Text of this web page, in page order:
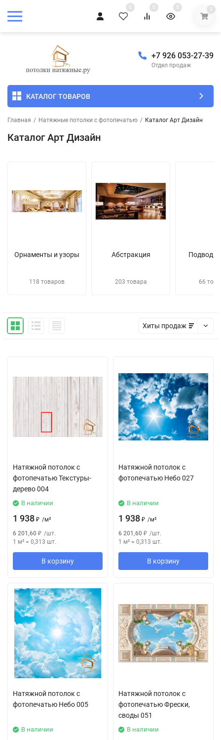
0 0 0 0
+7 926 053-27-39
Отдел продаж
КАТАЛОГ ТОВАРОВ
Главная / Натяжные потолки с фотопечатью / Каталог Арт Дизайн
Каталог Арт Дизайн
Орнаменты и узоры
118 товаров
Абстракция
203 товара 66
Хиты продаж
Натяжной потолок с
фотопечатью Текстуры-
дерево 004
В наличии
1 938 ₽ /м²
6 201,60 ₽ /шт.
1 м² = 0,313 шт.
В корзину
Натяжной потолок с
фотопечатью Небо 027
В наличии
1 938 ₽ /м²
6 201,60 ₽ /шт.
1 м² = 0,313 шт.
В корзину
Натяжной потолок с
фотопечатью Небо 005
В наличии
Натяжной потолок с
фотопечатью Фрески,
своды 051
В наличии